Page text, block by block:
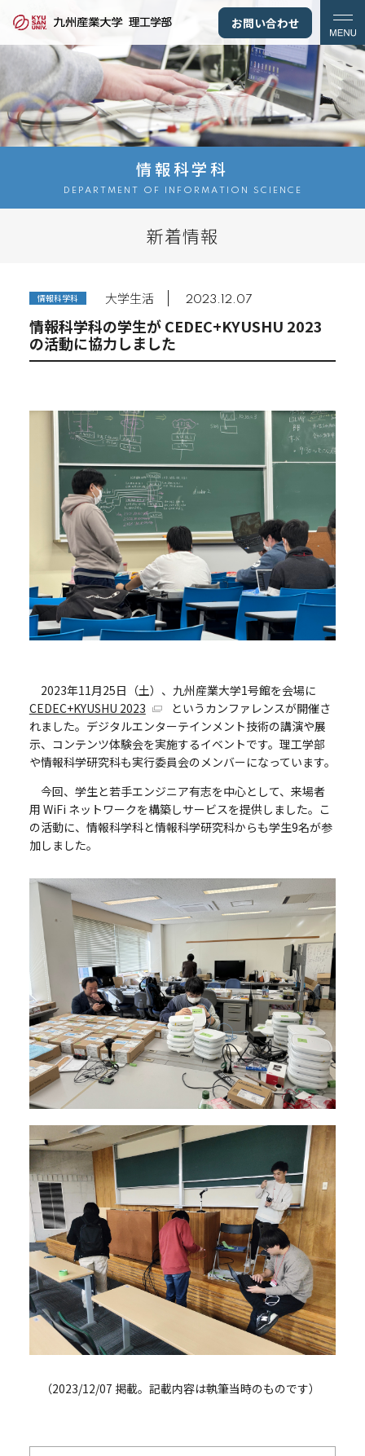
お問い合わせ
情報科学科
DEPARTMENT OF INFORMATION SCIENCE
新着情報
情報科学科 大学生活 2023.12.07
情報科学科の学生が CEDEC+KYUSHU 2023
の活動に協力しました
2023年11月25日（土）、九州産業大学1号館を会場に
CEDEC+KYUSHU 2023
というカンファレンスが開催さ
れました。デジタルエンターテインメント技術の講演や展
示、コンテンツ体験会を実施するイベントです。理工学部
や情報科学研究科も実行委員会のメンバーになっています。
今回、学生と若手エンジニア有志を中心として、来場者
用 WiFi ネットワークを構築しサービスを提供しました。こ
の活動に、情報科学科と情報科学研究科からも学生9名が参
加しました。
（2023/12/07 掲載。記載内容は執筆当時のものです）